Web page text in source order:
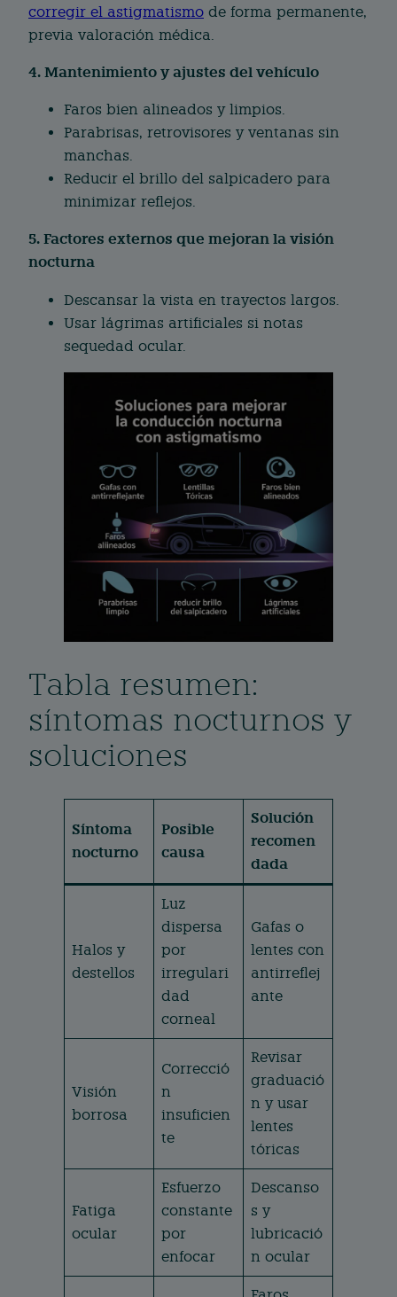
corregir el astigmatismo de forma permanente,
previa valoración médica.
4. Mantenimiento y ajustes del vehículo
Faros bien alineados y limpios.
Parabrisas, retrovisores y ventanas sin
manchas.
Reducir el brillo del salpicadero para
minimizar reflejos.
5. Factores externos que mejoran la visión
nocturna
Descansar la vista en trayectos largos.
Usar lágrimas artificiales si notas
sequedad ocular.
Tabla resumen:
síntomas nocturnos y
soluciones
Síntoma
nocturno
Posible
causa
Solución
recomen
dada
Halos y
destellos
Luz
dispersa
por
irregulari
dad
corneal
Gafas o
lentes con
antirreflej
ante
Visión
borrosa
Correcció
n
insuficien
te
Revisar
graduació
n y usar
lentes
tóricas
Fatiga
ocular
Esfuerzo
constante
por
enfocar
Descanso
s y
lubricació
n ocular